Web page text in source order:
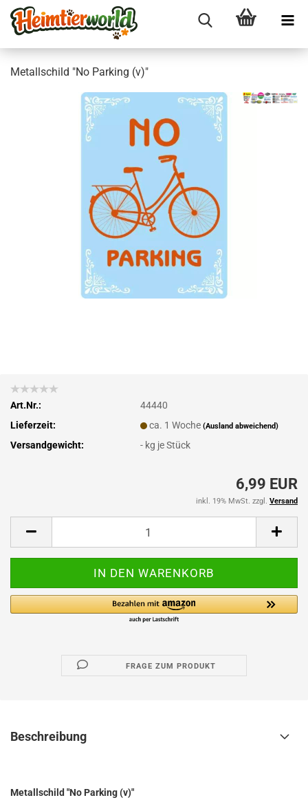
Me­tall­schild "No Par­king (v)"
Art.Nr.:
44440
Lieferzeit:
ca. 1 Woche(Ausland abweichend)
Versandgewicht: - kg je Stück
6,99 EUR
inkl. 19% MwSt. zzgl. Versand
FRAGE ZUM PRODUKT
Beschreibung
Metallschild "No Parking (v)"